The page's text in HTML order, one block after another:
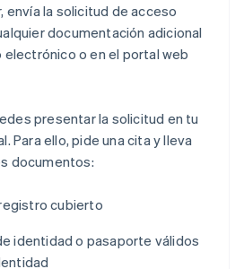
envía la solicitud de acceso
documentación adicional
o en el portal web
presentar la solicitud en tu
Para ello, pide una cita y lleva
documentos:
cubierto
identidad o pasaporte válidos